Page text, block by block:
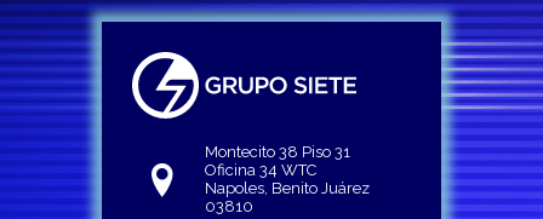
Montecito 38 Piso 31
Oficina 34 WTC
Napoles, Benito Juárez
03810